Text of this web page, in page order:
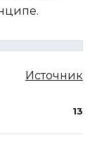
Источник
13